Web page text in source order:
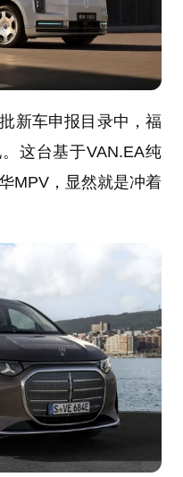
新车申报目录中，福
这台基于VAN.EA纯
MPV，显然就是冲着